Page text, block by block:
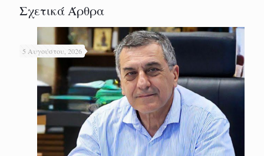
Σχετικά Άρθρα
5 Αυγούστου, 2026